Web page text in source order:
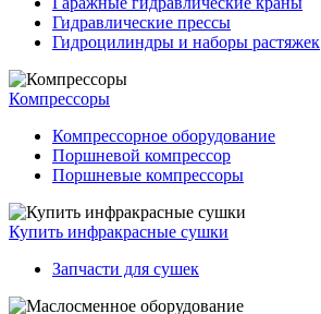
Гидравлические прессы
Гидроцилиндры и наборы растяжек
Компрессоры
Компрессорное оборудование
Поршневой компрессор
Поршневые компрессоры
Купить инфракрасные сушки
Запчасти для сушек